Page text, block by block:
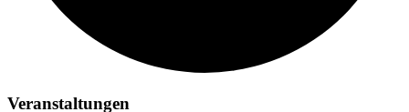
Veranstaltungen